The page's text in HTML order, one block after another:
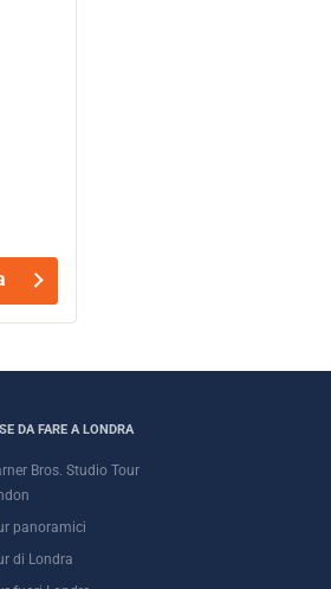
DA FARE A LONDRA
Bros. Studio Tour
panoramici
di Londra